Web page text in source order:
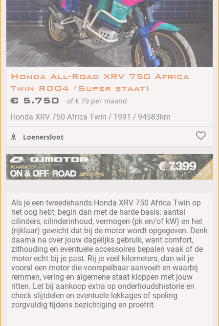
Honda All-Road XRV 750 Africa
Twin RD04 *Super staat!
€ 5.750
of € 79 per maand
Honda XRV 750 Africa Twin / 1991 / 94583km
Loenersloot
Als je een tweedehands Honda XRV 750 Africa Twin op
het oog hebt, begin dan met de harde basis: aantal
cilinders, cilinderinhoud, vermogen (pk en/of kW) en het
(rijklaar) gewicht dat bij de motor wordt opgegeven. Denk
daarna na over jouw dagelijks gebruik, want comfort,
zithouding en eventuele accessoires bepalen vaak of de
motor echt bij je past. Rij je veel kilometers, dan wil je
vooral een motor die voorspelbaar aanvoelt en waarbij
remmen, vering en algemene staat kloppen met jouw
ritten. Let bij aankoop extra op onderhoudshistorie en
check slijtdelen en eventuele lekkages of speling
zorgvuldig tijdens bezichtiging en proefrit.